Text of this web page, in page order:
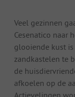
Veel gezinnen
Cesenatico naar
glooiende kust
zandkastelen te
de
afkoelen op de
Actievelingen